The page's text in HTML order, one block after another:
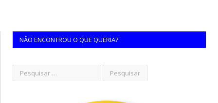
NÃO ENCONTROU O QUE QUERIA?